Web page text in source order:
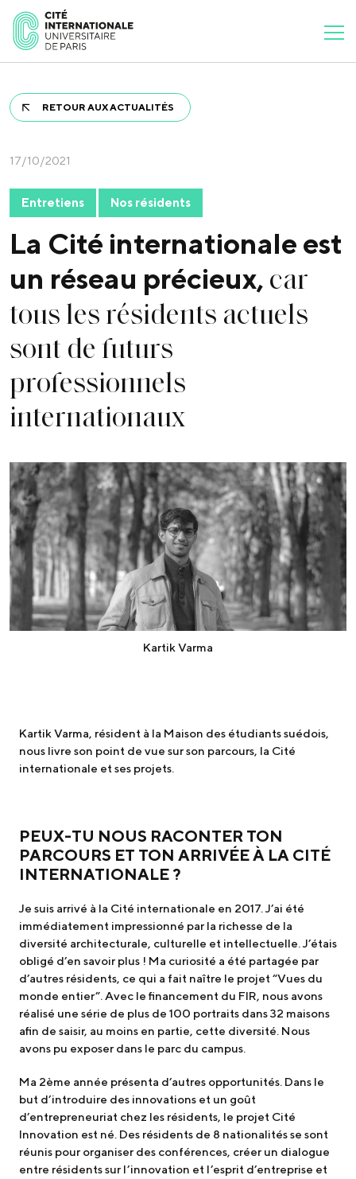
RETOUR AUX ACTUALITÉS
17/10/2021
Entretiens Nos résidents
La Cité internationale est
un réseau précieux, car
tous les résidents actuels
sont de futurs
professionnels
internationaux
Kartik Varma
Kartik Varma, résident à la Maison des étudiants suédois,
nous livre son point de vue sur son parcours, la Cité
internationale et ses projets.
PEUX-TU NOUS RACONTER TON
PARCOURS ET TON ARRIVÉE À LA CITÉ
INTERNATIONALE ?
Je suis arrivé à la Cité internationale en 2017. J’ai été
immédiatement impressionné par la richesse de la
diversité architecturale, culturelle et intellectuelle. J’étais
obligé d’en savoir plus ! Ma curiosité a été partagée par
d’autres résidents, ce qui a fait naître le projet “Vues du
monde entier”. Avec le financement du FIR, nous avons
réalisé une série de plus de 100 portraits dans 32 maisons
afin de saisir, au moins en partie, cette diversité. Nous
avons pu exposer dans le parc du campus.
Ma 2ème année présenta d’autres opportunités. Dans le
but d’introduire des innovations et un goût
d’entrepreneuriat chez les résidents, le projet Cité
Innovation est né. Des résidents de 8 nationalités se sont
réunis pour organiser des conférences, créer un dialogue
entre résidents sur l’innovation et l’esprit d’entreprise et